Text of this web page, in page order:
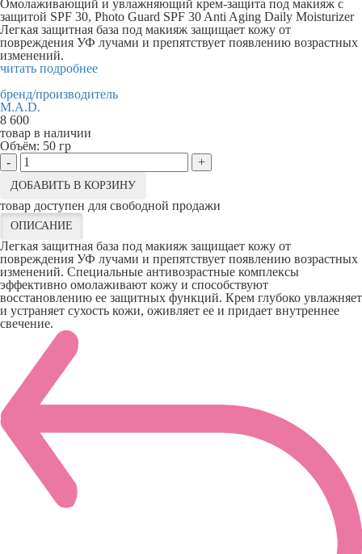
Омолаживающий и увлажняющий крем-защита под макияж с
защитой SPF 30, Photo Guard SPF 30 Anti Aging Daily Moisturizer
Легкая защитная база под макияж защищает кожу от
повреждения УФ лучами и препятствует появлению возрастных
изменений.
читать подробнее
бренд/производитель
M.A.D.
8 600
товар в наличии
Объём: 50 гр
-
+
ДОБАВИТЬ В КОРЗИНУ
товар доступен для свободной продажи
ОПИСАНИЕ
Легкая защитная база под макияж защищает кожу от
повреждения УФ лучами и препятствует появлению возрастных
изменений. Специальные антивозрастные комплексы
эффективно омолаживают кожу и способствуют
восстановлению ее защитных функций. Крем глубоко увлажняет
и устраняет сухость кожи, оживляет ее и придает внутреннее
свечение.